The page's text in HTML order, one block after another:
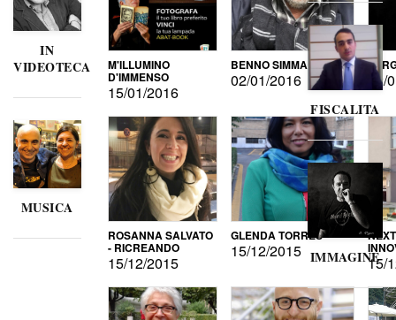
IN
VIDEOTECA
MUSICA
M'ILLUMINO
D'IMMENSO
15/01/2016
BENNO SIMMA
02/01/2016
ROSANNA SALVATO
- RICREANDO
15/12/2015
GLENDA TORRES
15/12/2015
15/
FISCALITA
IMMAGINE